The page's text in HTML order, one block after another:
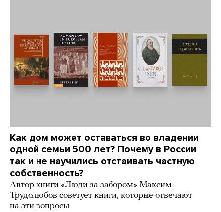
Как дом может оставаться во владении
одной семьи 500 лет? Почему в России
так и не научились отстаивать частную
собственность?
Автор книги «Люди за забором» Максим
Трудолюбов советует книги, которые отвечают
на эти вопросы